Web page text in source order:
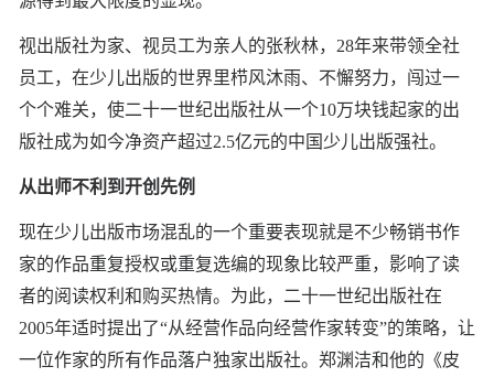
视出版社为家、视员工为亲人的张秋林，28年来带领全社
员工，在少儿出版的世界里栉风沐雨、不懈努力，闯过一
个个难关，使二十一世纪出版社从一个10万块钱起家的出
版社成为如今净资产超过2.5亿元的中国少儿出版强社。
从出师不利到开创先例
现在少儿出版市场混乱的一个重要表现就是不少畅销书作
家的作品重复授权或重复选编的现象比较严重，影响了读
者的阅读权利和购买热情。为此，二十一世纪出版社在
2005年适时提出了“从经营作品向经营作家转变”的策略，让
一位作家的所有作品落户独家出版社。郑渊洁和他的《皮